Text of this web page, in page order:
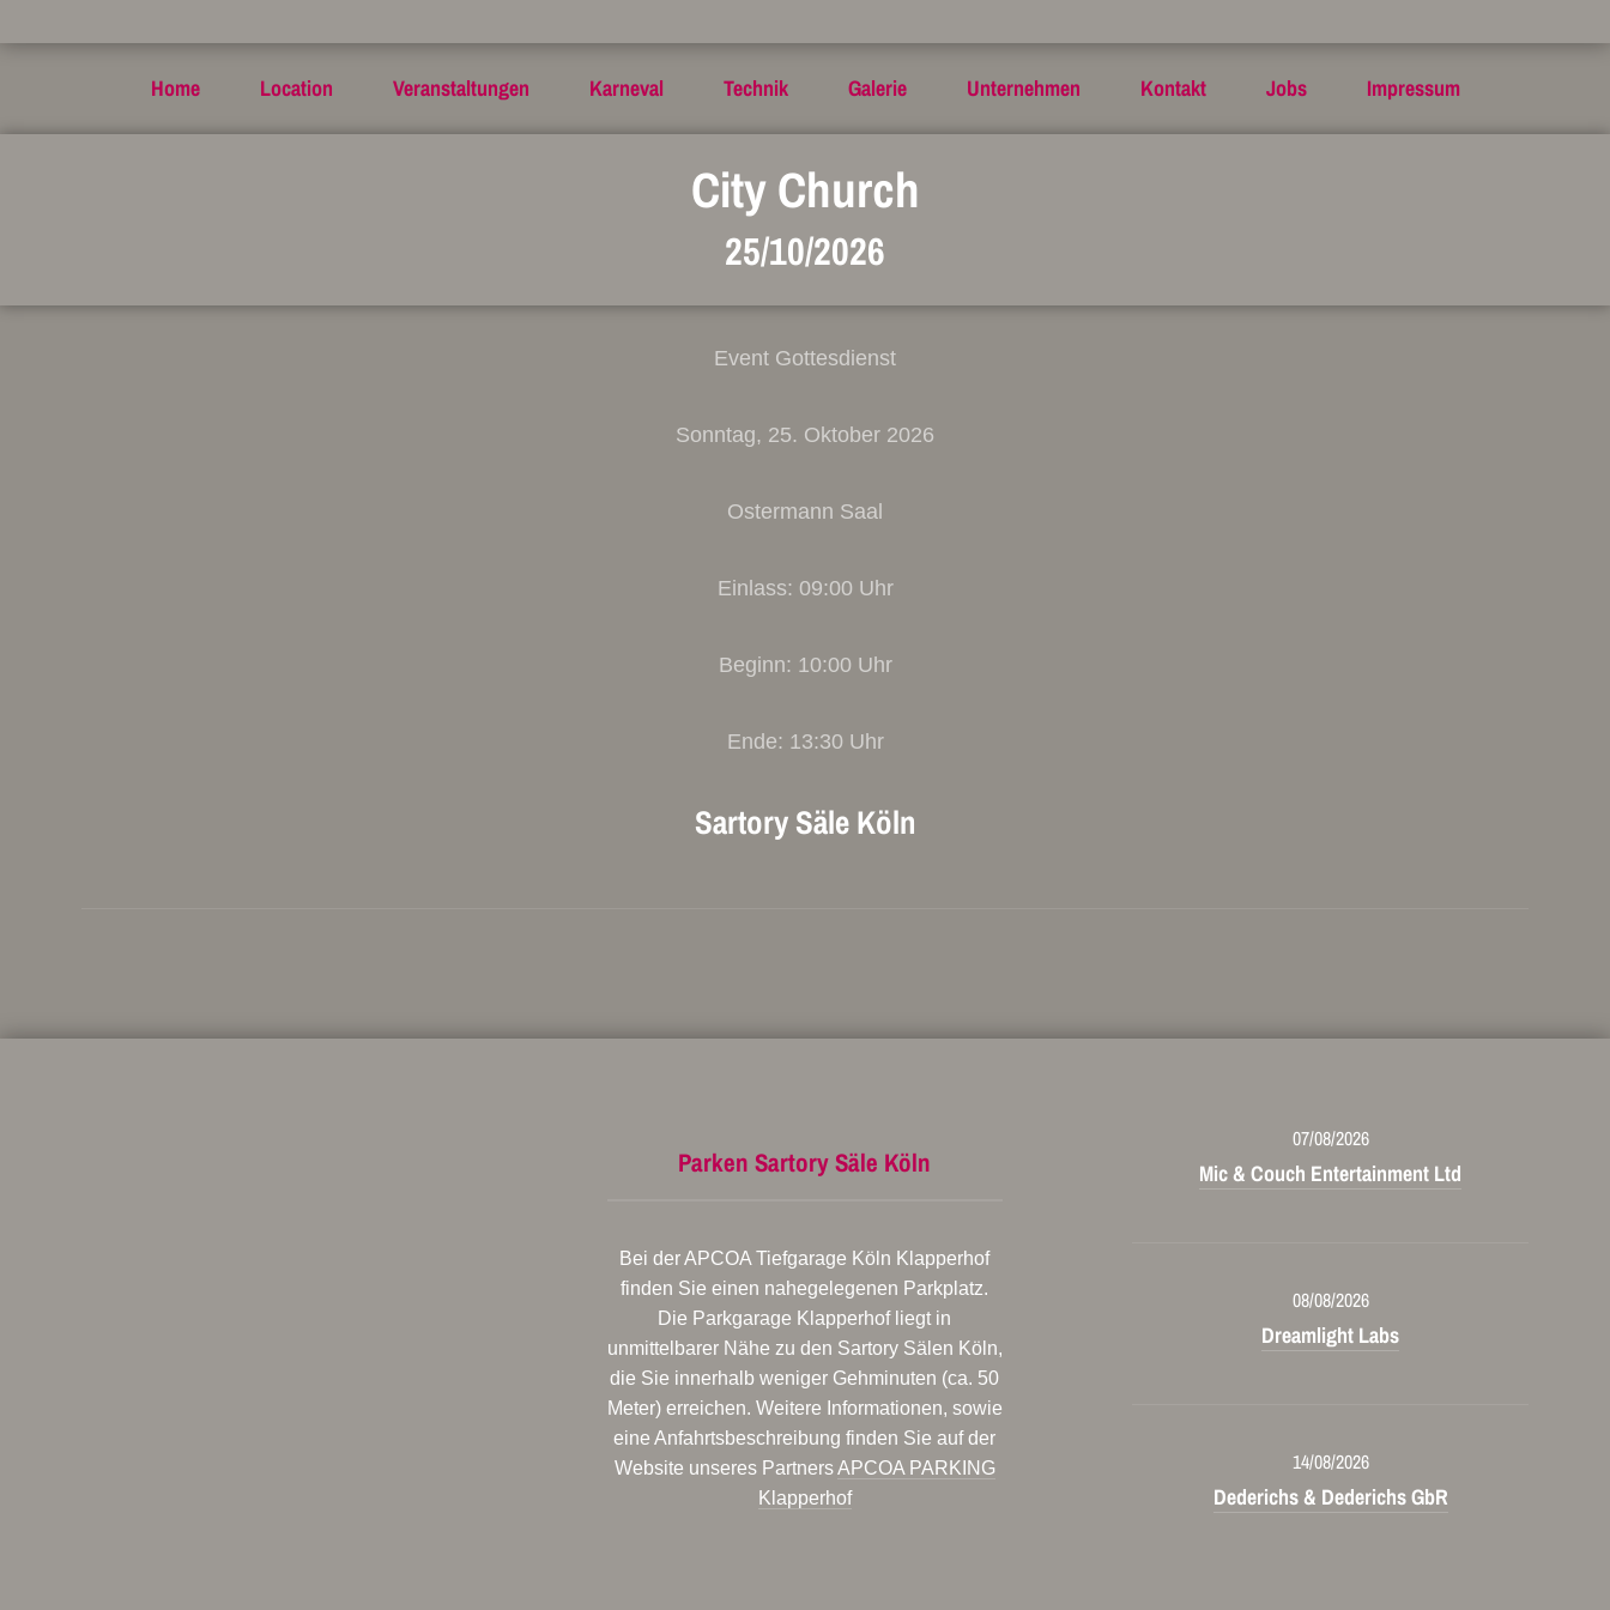
Home Location Veranstaltungen Karneval Technik Galerie Unternehmen Kontakt Jobs Impressum
City Church
25/10/2026
Event Gottesdienst
Sonntag, 25. Oktober 2026
Ostermann Saal
Einlass: 09:00 Uhr
Beginn: 10:00 Uhr
Ende: 13:30 Uhr
Sartory Säle Köln
Parken Sartory Säle Köln
Bei der APCOA Tiefgarage Köln Klapperhof
finden Sie einen nahegelegenen Parkplatz.
Die Parkgarage Klapperhof liegt in
unmittelbarer Nähe zu den Sartory Sälen Köln,
die Sie innerhalb weniger Gehminuten (ca. 50
Meter) erreichen. Weitere Informationen, sowie
eine Anfahrtsbeschreibung finden Sie auf der
Website unseres PartnersAPCOA PARKING
Klapperhof
07/08/2026
Mic & Couch Entertainment Ltd
08/08/2026
Dreamlight Labs
14/08/2026
Dederichs & Dederichs GbR